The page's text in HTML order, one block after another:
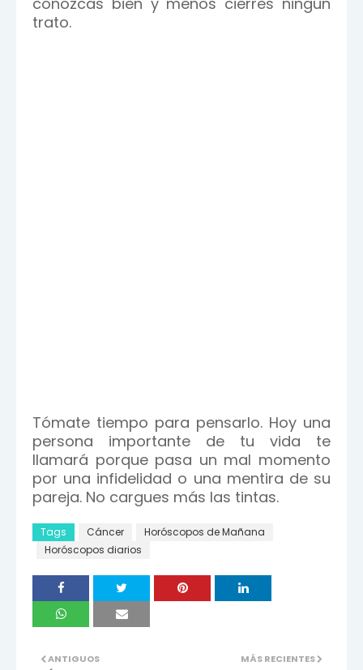
trato.
Tómate tiempo para pensarlo. Hoy una
persona importante de tu vida te
llamará porque pasa un mal momento
por una infidelidad o una mentira de su
pareja. No cargues más las tintas.
Tags Cáncer
Horóscopos de Mañana
Horóscopos diarios
MÁS RECIENTES
ANTIGUOS